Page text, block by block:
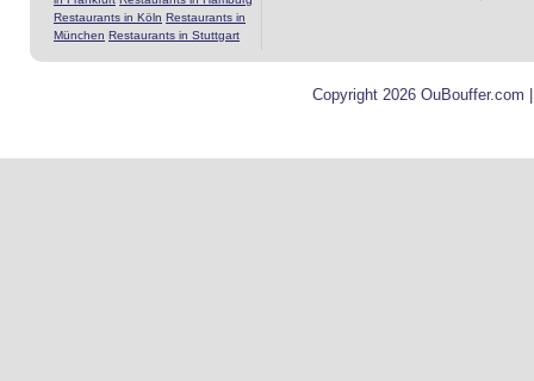
Restaurants in Köln Restaurants in
München Restaurants in Stuttgart
Copyright 2026 OuBouffer.com